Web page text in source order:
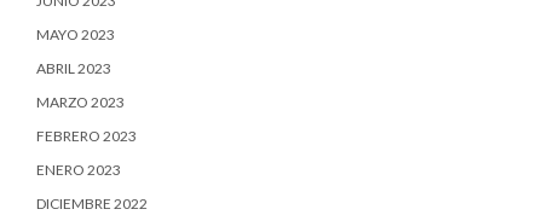
MAYO 2023
ABRIL 2023
MARZO 2023
FEBRERO 2023
ENERO 2023
DICIEMBRE 2022